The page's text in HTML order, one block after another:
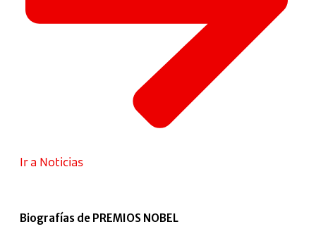
Ir a Noticias
Biografías de PREMIOS NOBEL